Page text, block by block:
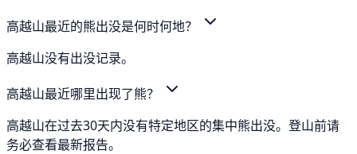
高越山最近的熊出没是何时何地？
高越山没有出没记录。
高越山最近哪里出现了熊？
高越山在过去30天内没有特定地区的集中熊出没。登山前请
务必查看最新报告。